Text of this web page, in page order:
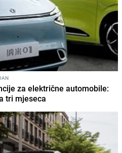
za električne automobile:
tri mjeseca